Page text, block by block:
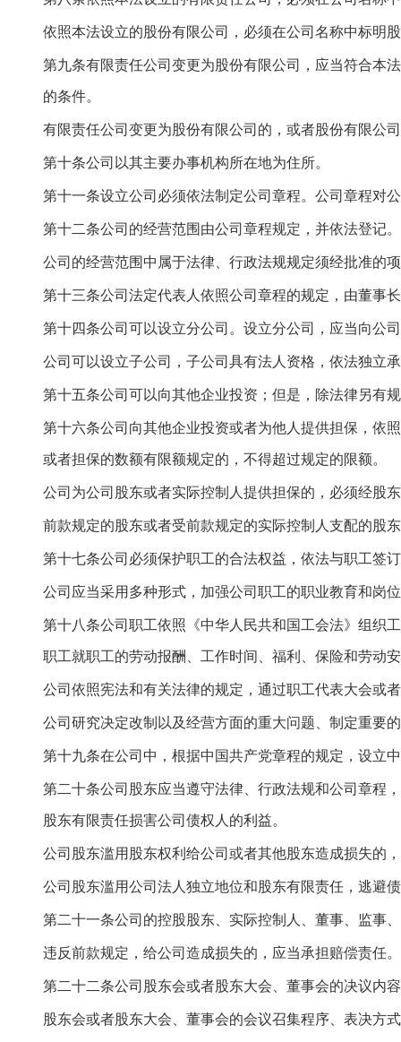
依照本法设立的股份有限公司，必须在公司名称中标明
第九条有限责任公司变更为股份有限公司，应当符合本
的条件。
有限责任公司变更为股份有限公司的，或者股份有限公
第十条公司以其主要办事机构所在地为住所。
第十一条设立公司必须依法制定公司章程。公司章程对
第十二条公司的经营范围由公司章程规定，并依法登记
公司的经营范围中属于法律、行政法规规定须经批准的
第十三条公司法定代表人依照公司章程的规定，由董事
第十四条公司可以设立分公司。设立分公司，应当向公
公司可以设立子公司，子公司具有法人资格，依法独立
第十五条公司可以向其他企业投资；但是，除法律另有
第十六条公司向其他企业投资或者为他人提供担保，依
或者担保的数额有限额规定的，不得超过规定的限额。
公司为公司股东或者实际控制人提供担保的，必须经股
前款规定的股东或者受前款规定的实际控制人支配的股
第十七条公司必须保护职工的合法权益，依法与职工签
公司应当采用多种形式，加强公司职工的职业教育和岗
第十八条公司职工依照《中华人民共和国工会法》组织
职工就职工的劳动报酬、工作时间、福利、保险和劳动
公司依照宪法和有关法律的规定，通过职工代表大会或
公司研究决定改制以及经营方面的重大问题、制定重要
第十九条在公司中，根据中国共产党章程的规定，设立
第二十条公司股东应当遵守法律、行政法规和公司章程
股东有限责任损害公司债权人的利益。
公司股东滥用股东权利给公司或者其他股东造成损失的
公司股东滥用公司法人独立地位和股东有限责任，逃避
第二十一条公司的控股股东、实际控制人、董事、监事
违反前款规定，给公司造成损失的，应当承担赔偿责任。
第二十二条公司股东会或者股东大会、董事会的决议内
股东会或者股东大会、董事会的会议召集程序、表决方